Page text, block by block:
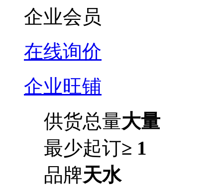
企业会员
在线询价
企业旺铺
供货总量大量
最少起订≥ 1
品牌天水